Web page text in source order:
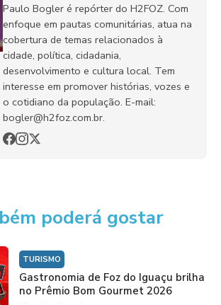
Paulo Bogler é repórter do H2FOZ. Com
enfoque em pautas comunitárias, atua na
cobertura de temas relacionados à
cidade, política, cidadania,
desenvolvimento e cultura local. Tem
interesse em promover histórias, vozes e
o cotidiano da população. E-mail:
bogler@h2foz.com.br.
poderá gostar
TURISMO
Gastronomia de Foz do Iguaçu brilha
no Prêmio Bom Gourmet 2026